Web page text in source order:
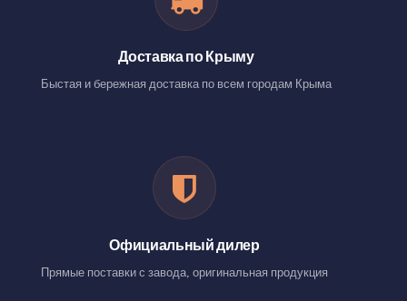
Доставка по Крыму
Быстая и бережная доставка по всем городам Крыма
Официальный дилер
Прямые поставки с завода, оригинальная продукция